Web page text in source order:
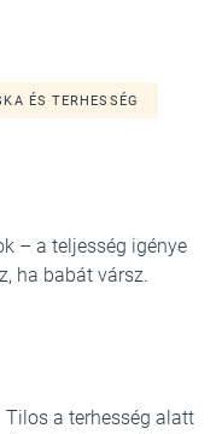
ÉS TERHESSÉG
– a teljesség igénye
ha babát vársz.
a terhesség alatt